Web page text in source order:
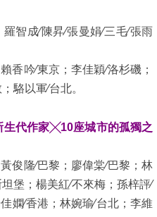
羅智成∕陳昇∕張曼娟∕三毛∕張雨
賴香吟∕東京；李佳穎∕洛杉磯；
駱以軍∕台北。
生代作家╳10座城市的孤獨之
黃俊隆∕巴黎；廖偉棠∕巴黎；林
堡；楊美紅∕不來梅；孫梓評∕
嫻∕香港；林婉瑜∕台北；李維